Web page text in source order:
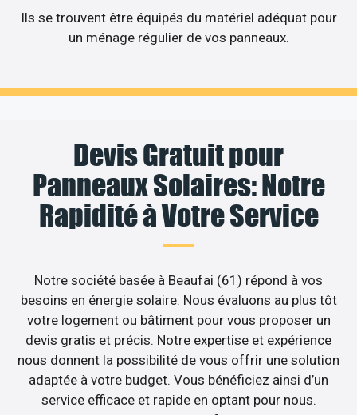
Ils se trouvent être équipés du matériel adéquat pour
un ménage régulier de vos panneaux.
Devis Gratuit pour
Panneaux Solaires: Notre
Rapidité à Votre Service
Notre société basée à Beaufai (61) répond à vos
besoins en énergie solaire. Nous évaluons au plus tôt
votre logement ou bâtiment pour vous proposer un
devis gratis et précis. Notre expertise et expérience
nous donnent la possibilité de vous offrir une solution
adaptée à votre budget. Vous bénéficiez ainsi d’un
service efficace et rapide en optant pour nous.